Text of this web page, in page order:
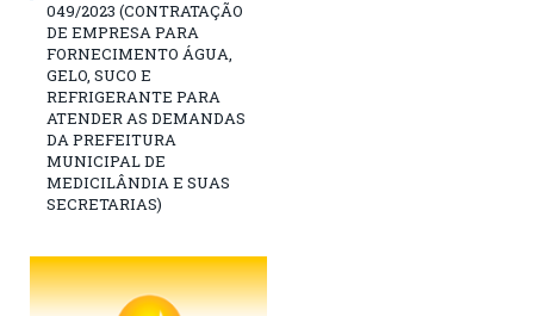
049/2023 (CONTRATAÇÃO
DE EMPRESA PARA
FORNECIMENTO ÁGUA,
GELO, SUCO E
REFRIGERANTE PARA
ATENDER AS DEMANDAS
DA PREFEITURA
MUNICIPAL DE
MEDICILÂNDIA E SUAS
SECRETARIAS)